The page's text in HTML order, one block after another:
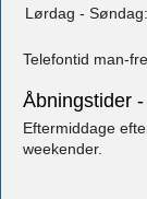
Lørdag - Søndag:
Telefontid man-
Åbningstider
Eftermiddage
weekender.